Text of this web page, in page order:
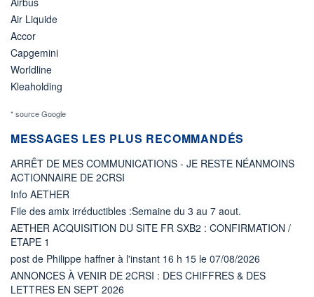
Air Liquide
Accor
Capgemini
Worldline
Kleaholding
* source Google
MESSAGES LES PLUS RECOMMANDÉS
ARRÊT DE MES COMMUNICATIONS - JE RESTE NÉANMOINS
ACTIONNAIRE DE 2CRSI
Info AETHER
File des amix irréductibles :Semaine du 3 au 7 aout.
AETHER ACQUISITION DU SITE FR SXB2 : CONFIRMATION /
ETAPE 1
post de Philippe haffner à l'instant 16 h 15 le 07/08/2026
ANNONCES À VENIR DE 2CRSI : DES CHIFFRES & DES
LETTRES EN SEPT 2026